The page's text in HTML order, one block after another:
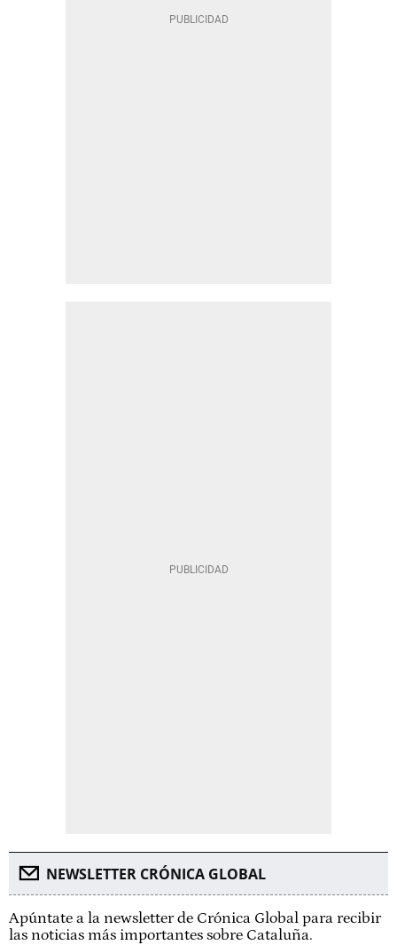
NEWSLETTER CRÓNICA GLOBAL
Apúntate a la newsletter de Crónica Global para recibir
las noticias más importantes sobre Cataluña.